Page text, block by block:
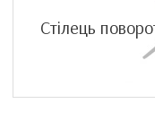
Стілець